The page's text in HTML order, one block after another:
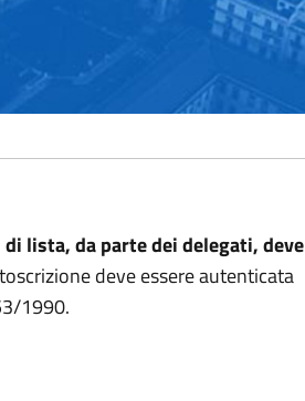
lista, da parte dei delegati, deve
deve essere autenticata
1990.